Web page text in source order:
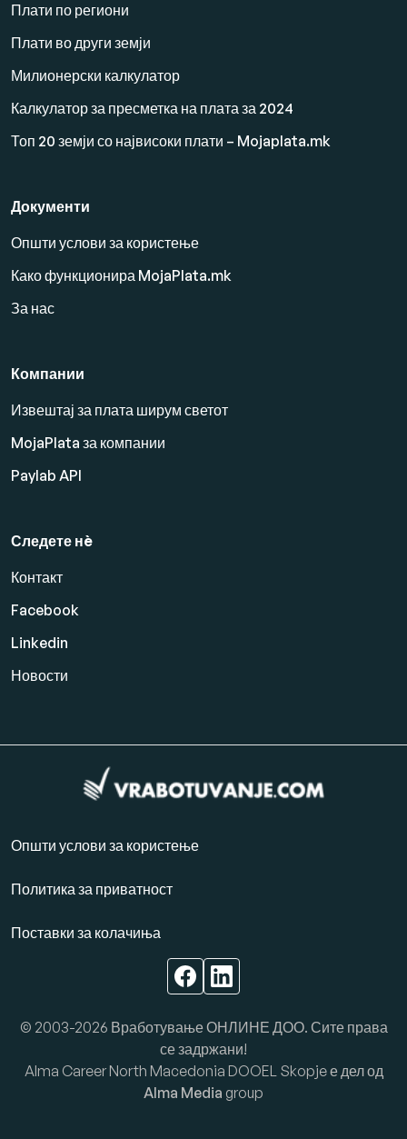
Плати по региони
Плати во други земји
Милионерски калкулатор
Калкулатор за пресметка на плата за 2024
Топ 20 земји со највисоки плати – Mojaplata.mk
Документи
Општи услови за користење
Како функционира MojaPlata.mk
За нас
Компании
Извештај за плата ширум светот
MojaPlata за компании
Paylab API
Следете нè
Контакт
Facebook
Linkedin
Новости
Општи услови за користење
Политика за приватност
Поставки за колачиња
© 2003-2026 Вработување ОНЛИНЕ ДОО. Сите права
се задржани!
Alma Career North Macedonia DOOEL Skopje е дел од
Alma Media group